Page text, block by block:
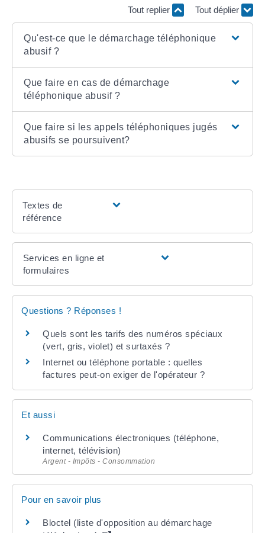
Tout replier Tout déplier
Qu'est-ce que le démarchage téléphonique
abusif ?
Que faire en cas de démarchage
téléphonique abusif ?
Que faire si les appels téléphoniques jugés
abusifs se poursuivent?
Textes de
référence
Services en ligne et
formulaires
Questions ? Réponses !
Quels sont les tarifs des numéros spéciaux
(vert, gris, violet) et surtaxés ?
Internet ou téléphone portable : quelles
factures peut-on exiger de l'opérateur ?
Et aussi
Communications électroniques (téléphone,
internet, télévision)
Argent - Impôts - Consommation
Pour en savoir plus
Bloctel (liste d'opposition au démarchage